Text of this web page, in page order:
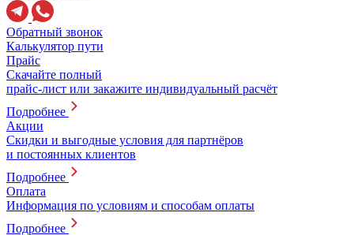
Обратный звонок
Калькулятор пути
Прайс
Скачайте полный
прайс-лист или закажите индивидуальный расчёт
Подробнее
Акции
Скидки и выгодные условия для партнёров
и постоянных клиентов
Подробнее
Оплата
Информация по условиям и способам оплаты
Подробнее